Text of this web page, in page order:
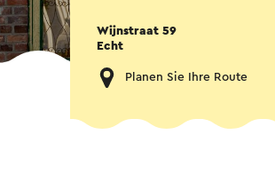
Wijnstraat 59
Echt
Planen Sie Ihre Route